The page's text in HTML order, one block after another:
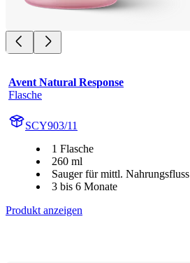
Avent Natural Response
Flasche
SCY903/11
1 Flasche
260 ml
Sauger für mittl. Nahrungsfluss
3 bis 6 Monate
Produkt anzeigen